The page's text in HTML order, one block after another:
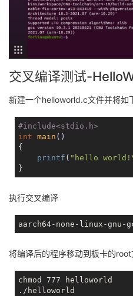
交叉编译测试-
新建一个helloworld.c文件并将如
#include<stdio.h>
int main ()
{
printf ( "hello
执行交叉编译
将编译后的程序移动到板卡的
chmod 777 helloworld